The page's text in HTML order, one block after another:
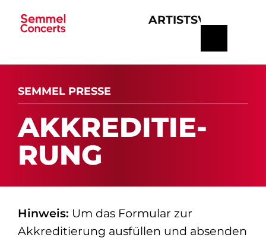
ARTISTS
SEMMEL PRESSE
AK­K­RE­DI­TIE­
RUNG
Hinweis: Um das Formular zur
Akkreditierung ausfüllen und absenden